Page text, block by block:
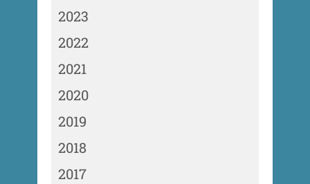
2023
2022
2021
2020
2019
2018
2017